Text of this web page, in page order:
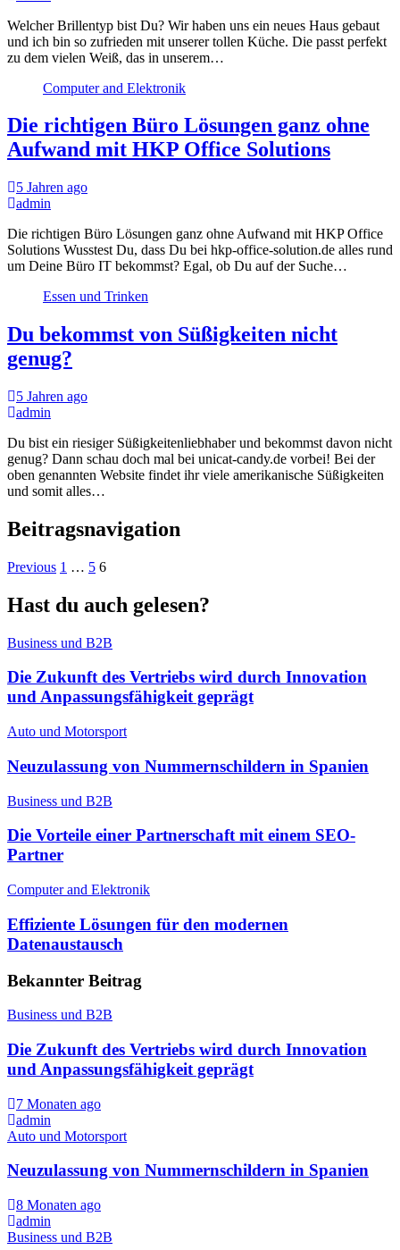
Welcher Brillentyp bist Du? Wir haben uns ein neues Haus gebaut
und ich bin so zufrieden mit unserer tollen Küche. Die passt perfekt
zu dem vielen Weiß, das in unserem…
Computer and Elektronik
Die richtigen Büro Lösungen ganz ohne
Aufwand mit HKP Office Solutions
5 Jahren ago
admin
Die richtigen Büro Lösungen ganz ohne Aufwand mit HKP Office
Solutions Wusstest Du, dass Du bei hkp-office-solution.de alles rund
um Deine Büro IT bekommst? Egal, ob Du auf der Suche…
Essen und Trinken
Du bekommst von Süßigkeiten nicht
genug?
5 Jahren ago
admin
Du bist ein riesiger Süßigkeitenliebhaber und bekommst davon nicht
genug? Dann schau doch mal bei unicat-candy.de vorbei! Bei der
oben genannten Website findet ihr viele amerikanische Süßigkeiten
und somit alles…
Beitragsnavigation
Previous 1 … 5 6
Hast du auch gelesen?
Business und B2B
Die Zukunft des Vertriebs wird durch Innovation
und Anpassungsfähigkeit geprägt
Auto und Motorsport
Neuzulassung von Nummernschildern in Spanien
Business und B2B
Die Vorteile einer Partnerschaft mit einem SEO-
Partner
Computer and Elektronik
Effiziente Lösungen für den modernen
Datenaustausch
Bekannter Beitrag
Business und B2B
Die Zukunft des Vertriebs wird durch Innovation
und Anpassungsfähigkeit geprägt
7 Monaten ago
admin
Auto und Motorsport
Neuzulassung von Nummernschildern in Spanien
8 Monaten ago
admin
Business und B2B